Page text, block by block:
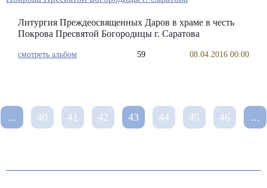
Литургия Преждеосвященных Даров в храме в честь
Покрова Пресвятой Богородицы г. Саратова
смотреть альбом 59 08.04.2016 00:00
... 40 41 42 43 44 45 46 ...